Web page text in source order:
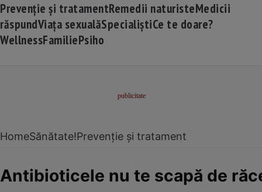
Prevenție și tratamentRemedii naturisteMedicii
răspundViața sexualăSpecialiștiCe te doare?
WellnessFamiliePsiho
HomeSănătate!Prevenție și tratament
Antibioticele nu te scapă de